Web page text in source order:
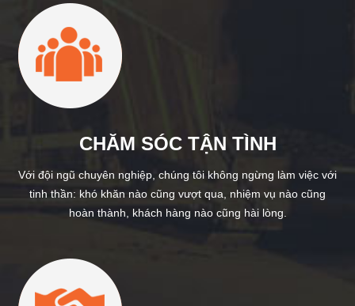
CHĂM SÓC TẬN TÌNH
Với đội ngũ chuyên nghiệp, chúng tôi không ngừng làm việc với
tinh thần: khó khăn nào cũng vượt qua, nhiệm vụ nào cũng
hoàn thành, khách hàng nào cũng hài lòng.